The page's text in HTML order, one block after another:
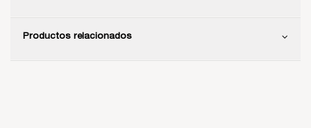
Productos relacionados